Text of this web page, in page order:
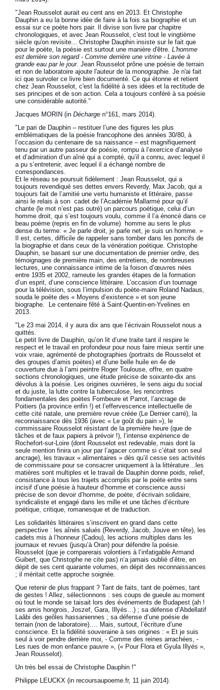
"Jean Rousselot aurait eu cent ans en 2013. Et Christophe
Dauphin a eu la bonne idée de faire à la fois sa biographie et un
essai sur ce poète hors pair. Il divise son livre par chapitre
chronologiques, et avec Jean Rousselot, c'est tout le vingtième
siècle qu'on revisite... Christophe Dauphin insiste sur le fait que
pour le poète, la poésie est surtout une manière d'être.L'homme
est derrière son regard - Comme derrière une vitrine - Lavée à
grande eau par le jour. Jean Rousselot prône une poésie de terrain
et non de laboratoire ajoute l'auteur de la monographie. Je n'ai fait
ici que survoler ce livre bien documenté. Ce qui étonne et retient
chez Jean Rousselot, c'est la fidélité à ses idées et la rectitude de
ses principes et de son action. Cela a toujours conféré à sa poésie
une considérable autorité."
Jacques MORIN (inDécharge n°161, mars 2014).
"Le pari de Dauphin – restituer l’une des figures les plus
emblématiques de la poésie francophone des années 30/80, à
l’occasion du centenaire de sa naissance – est magnifiquement
tenu par un autre passeur de poésie, rompu à l’exercice d’analyse
et d’admiration d’un aîné qui a compté, qu’il a connu, avec lequel il
a pu s’entretenir, avec lequel il a échangé nombre de
correspondances.
Et le réseau se poursuit fidèlement : Jean Rousselot, qui a
toujours revendiqué ses dettes envers Reverdy, Max Jacob, qui a
toujours fait de l’amitié une vertu humaniste et littéraire, passe
ainsi le relais à son cadet de l’Académie Mallarmé pour qu’il
chante (le mot n’est pas outré) un parcours poétique, celui d’un
homme droit, qui s’est toujours voulu, comme il l’a énoncé dans ce
beau poème (repris en fin de volume) homme au sens le plus
dense du terme: « Je parle droit, je parle net, je suis un homme. »
Il est, certes, difficile de rappeler sans tomber dans les poncifs de
la biographie et dans ceux de la vénération poétique. Christophe
Dauphin, se basant sur une documentation de premier ordre, des
témoignages de première main, des entretiens, de nombreuses
lectures, une connaissance intime de la foison d’œuvres nées
entre 1935 et 2002, rameute les grandes étapes de la formation
d’un esprit, d’une conscience littéraire. L’occasion d’un tournage
pour la télévision, sous l’impulsion du poète-maire Roland Nadaus,
souda le poète des « Moyens d’existence » et son jeune
biographe. Le centenaire fêté à Saint-Quentin-en-Yvelines en
2013.
"Le 23 mai 2014, il y aura dix ans que l’écrivain Rousselot nous a
quittés.
Le petit livre de Dauphin, qu’on lit d’une traite tant il respire le
respect et le travail en profondeur pour nous faire mieux sentir une
voix vraie, agrémenté de photographies (portraits de Rousselot et
des groupes d’amis poètes) et d’une belle huile en 4e de
couverture due à l’ami peintre Roger Toulouse, offre, en quatre
sections chronologiques, une étude précise de soixante-dix ans
dévolus à la poésie. Les origines ouvrières, le sens aigu du social
et du juste, la lutte contre la tuberculose, les rencontres
fondamentales des poètes Fombeure et Parrot, l’ancrage de
Poitiers (la province enfin !) et l’effervescence intellectuelle de
cette cité natale, une première revue créée (Le Dernier carré), la
reconnaissance dès 1936 (avec « Le goût du pain »), le
commissaire Rousselot résistant de la première heure (que de
tâches et de faux papiers à prévoir !), l’intense expérience de
Rochefort-sur-Loire (dont Rousselot est redevable, mais dont la
seule mention finira un jour par l’agacer comme si c’était son seul
ancrage), les travaux « alimentaires » dès qu’il cesse ses activités
de commissaire pour se consacrer uniquement à la littérature…les
matières sont multiples et le travail de Dauphin donne poids, relief,
consistance à tous les trajets accomplis par le poète entre sens
incisif d’une poésie à hauteur d’homme et conscience aussi
précise de son devoir d’homme, de poète, d’écrivain solidaire,
syndicaliste et engagé dans les mille et une tâches d’écriture
poétique, critique, romanesque et de traduction.
Les solidarités littéraires s’inscrivent en grand dans cette
perspective : les aînés salués (Reverdy, Jacob, Jouve en tête), les
cadets mis à l’honneur (Cadou), les actions multiples dans les
journaux et revues (jusqu’à Oran) pour défendre la poésie.
Rousselot (que je comparerais volontiers à l’infatigable Armand
Guibert, que Christophe ne cite pas) n’a jamais oublié d’être, en
dépit de ses cent quarante volumes, en dépit des reconnaissances
; il méritait cette approche soignée.
Que retenir de plus frappant ? Tant de faits, tant de poèmes, tant
de gestes ! Allez, sélectionnons : ses coups de gueule au moment
où tout le monde se taisait lors des événements de Budapest (ah !
ses amis hongrois, Joszef, Gara, Illyés…) ; sa défense d’Abdellatif
Laâbi des geôles hassaniennes ; sa défense d’une poésie de
terrain (non de laboratoire)…. Mais, surtout, l’écriture d’une
conscience. Et la fidélité souveraine à ses origines : « Et je suis
seul à voir pendre derrière moi, - Comme des reines arrachées, -
Les rues de mon enfance pauvre », (« Pour Flora et Gyula Illyés »,
Jean Rousselot).
Un très bel essai de Christophe Dauphin !"
Philippe LEUCKX (in recoursaupoeme.fr, 11 juin 2014).